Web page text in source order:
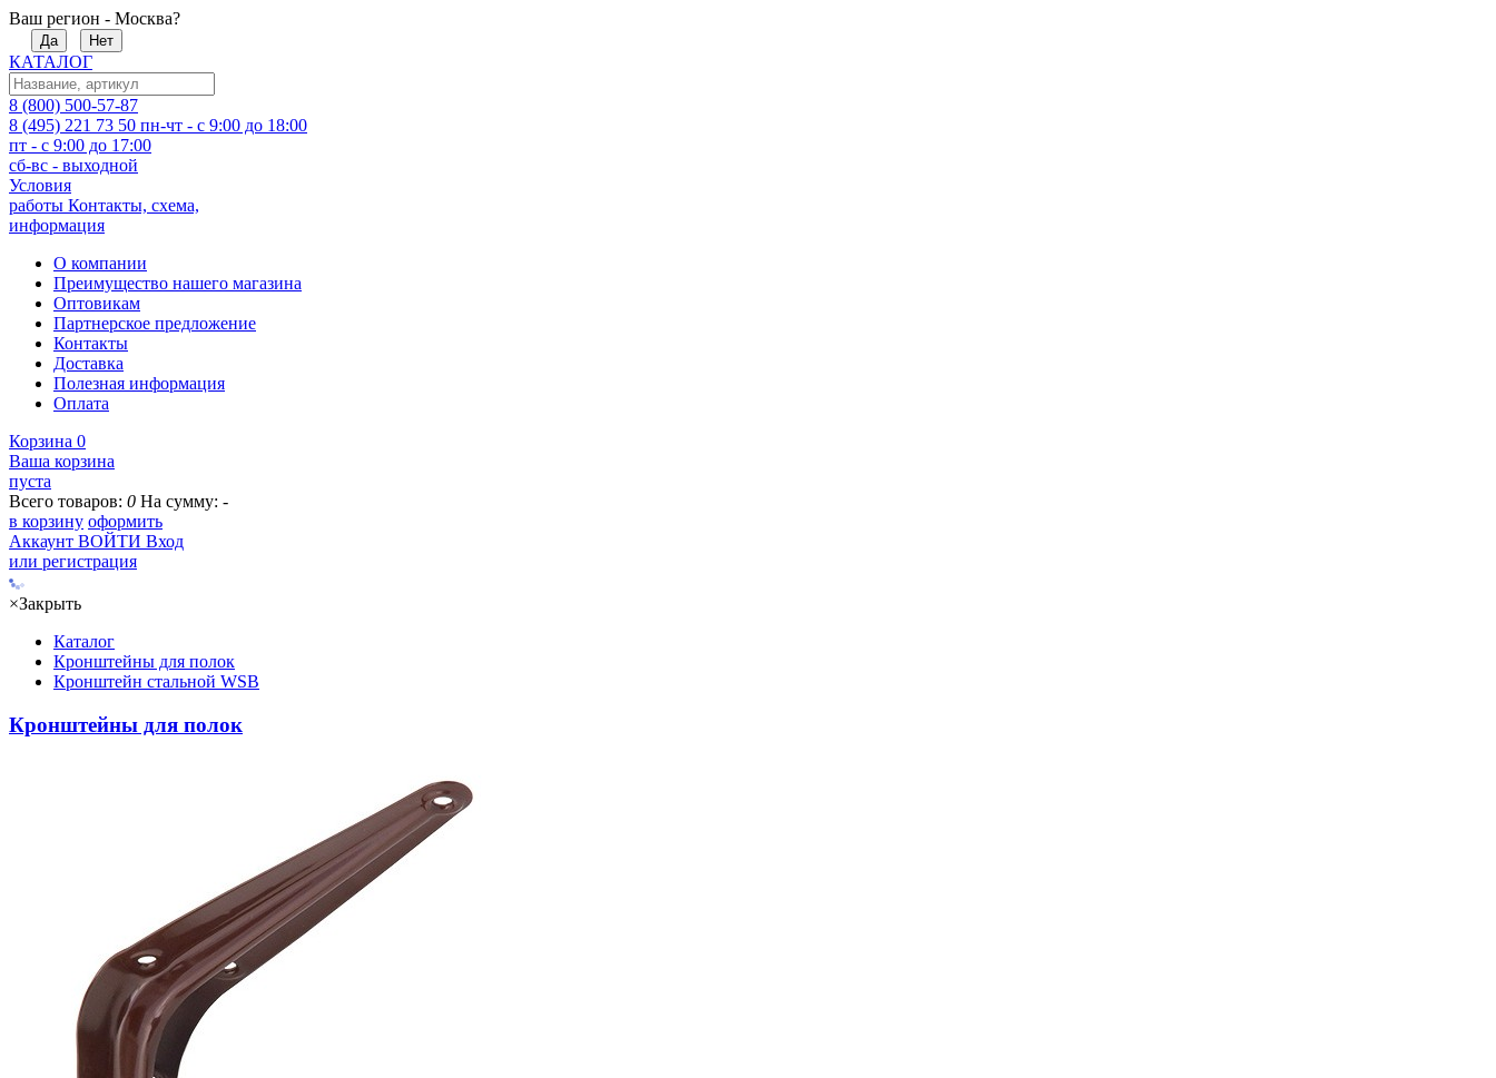
Ваш регион - Москва?
Да Нет
КАТАЛОГ
8 (800) 500-57-87
8 (495) 221 73 50 пн-чт - с 9:00 до 18:00
пт - с 9:00 до 17:00
сб-вс - выходной
Условия
работы Контакты, схема,
информация
О компании
Преимущество нашего магазина
Оптовикам
Партнерское предложение
Контакты
Доставка
Полезная информация
Оплата
Корзина 0
Ваша корзина
пуста
Всего товаров: 0 На сумму: -
в корзину оформить
Аккаунт ВОЙТИ Вход
или регистрация
×Закрыть
Каталог
Кронштейны для полок
Кронштейн стальной WSB
Кронштейны для полок